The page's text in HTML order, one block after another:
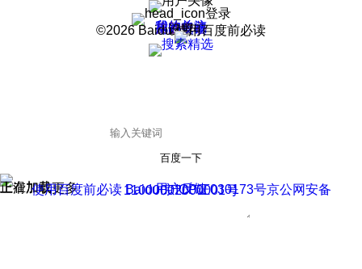
登录
我的关注
我的收藏
皮肤中心
用户反馈
设置
©2026 Baidu 使用百度前必读
百度一下
正在加载
上滑加载更多 用户反馈
使用百度前必读 Baidu 京ICP证030173号
京公网安备11000002000001号